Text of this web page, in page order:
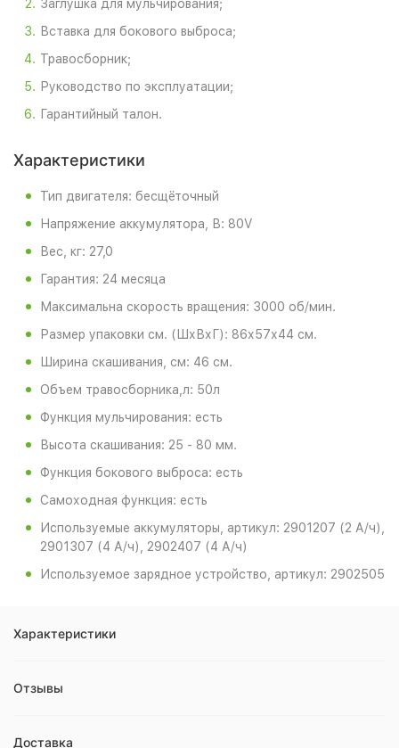
Заглушка для мульчирования;
Вставка для бокового выброса;
Травосборник;
Руководство по эксплуатации;
Гарантийный талон.
Характеристики
Тип двигателя: бесщёточный
Напряжение аккумулятора, В: 80V
Вес, кг: 27,0
Гарантия: 24 месяца
Максимальна скорость вращения: 3000 об/мин.
Размер упаковки см. (ШхВхГ): 86х57х44 см.
Ширина скашивания, см: 46 см.
Объем травосборника,л: 50л
Функция мульчирования: есть
Высота скашивания: 25 - 80 мм.
Функция бокового выброса: есть
Самоходная функция: есть
Используемые аккумуляторы, артикул: 2901207 (2 А/ч),
2901307 (4 А/ч), 2902407 (4 А/ч)
Используемое зарядное устройство, артикул: 2902505
Характеристики
Отзывы
Доставка